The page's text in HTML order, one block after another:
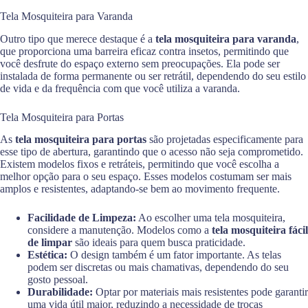
Tela Mosquiteira para Varanda
Outro tipo que merece destaque é a tela mosquiteira para varanda,
que proporciona uma barreira eficaz contra insetos, permitindo que
você desfrute do espaço externo sem preocupações. Ela pode ser
instalada de forma permanente ou ser retrátil, dependendo do seu estilo
de vida e da frequência com que você utiliza a varanda.
Tela Mosquiteira para Portas
As tela mosquiteira para portas são projetadas especificamente para
esse tipo de abertura, garantindo que o acesso não seja comprometido.
Existem modelos fixos e retráteis, permitindo que você escolha a
melhor opção para o seu espaço. Esses modelos costumam ser mais
amplos e resistentes, adaptando-se bem ao movimento frequente.
Facilidade de Limpeza: Ao escolher uma tela mosquiteira,
considere a manutenção. Modelos como a tela mosquiteira fácil
de limpar são ideais para quem busca praticidade.
Estética: O design também é um fator importante. As telas
podem ser discretas ou mais chamativas, dependendo do seu
gosto pessoal.
Durabilidade: Optar por materiais mais resistentes pode garantir
uma vida útil maior, reduzindo a necessidade de trocas